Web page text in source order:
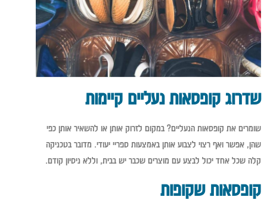
שדרוג קופסאות נעליים קיימות
שומרים את קופסאות הנעליים? במקום לזרוק אותן או להשאיר אותן כפי
שהן, אפשר ואף רצוי לצבוע אותן באמצעות ספריי יעודי. מדובר בטכניקה
קלה שכל אחד יכול לבצע עם מוצרים שכבר יש בבית, וללא ניסיון קודם.
קופסאות שקופות